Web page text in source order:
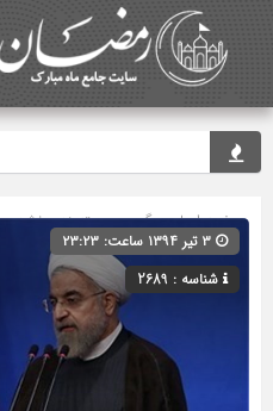
صفحه اصلی» گروه » دسته‌بندی نشده
شناسه : 2689